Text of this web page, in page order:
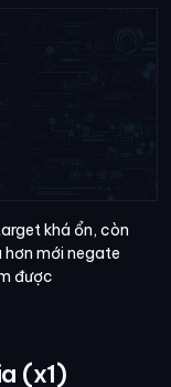
khá ổn, còn
hơn mới negate
được
(x1)